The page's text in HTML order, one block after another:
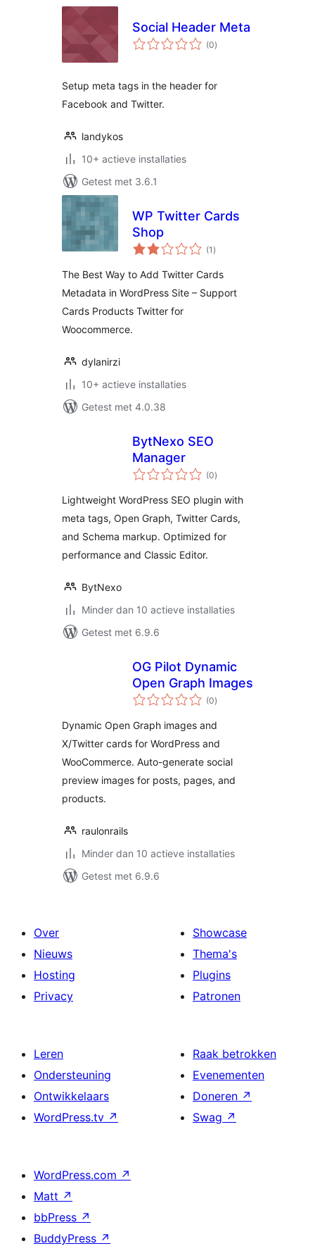
Social Header Meta
(0totaal
waarderingen
)
Setup meta tags in the header for
Facebook and Twitter.
landykos
10+ actieve installaties
Getest met 3.6.1
WP Twitter Cards
Shop
(1 totaal
waarderingen
)
The Best Way to Add Twitter Cards
Metadata in WordPress Site – Support
Cards Products Twitter for
Woocommerce.
dylanirzi
10+ actieve installaties
Getest met 4.0.38
BytNexo SEO
Manager
(0totaal
waarderingen
)
Lightweight WordPress SEO plugin with
meta tags, Open Graph, Twitter Cards,
and Schema markup. Optimized for
performance and Classic Editor.
BytNexo
Minder dan 10 actieve installaties
Getest met 6.9.6
OG Pilot Dynamic
Open Graph Images
(0totaal
waarderingen
)
Dynamic Open Graph images and
X/Twitter cards for WordPress and
WooCommerce. Auto-generate social
preview images for posts, pages, and
products.
raulonrails
Minder dan 10 actieve installaties
Getest met 6.9.6
Over
Nieuws
Hosting
Privacy
Showcase
Thema's
Plugins
Patronen
Leren
Ondersteuning
Ontwikkelaars
WordPress.tv ↗
Raak betrokken
Evenementen
Doneren ↗
Swag ↗
WordPress.com ↗
Matt ↗
bbPress ↗
BuddyPress ↗